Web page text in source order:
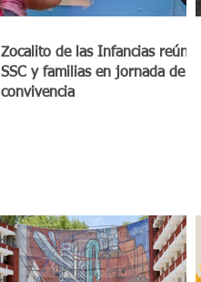
Zocalito de las Infancias reúne a
SSC y familias en jornada de
convivencia